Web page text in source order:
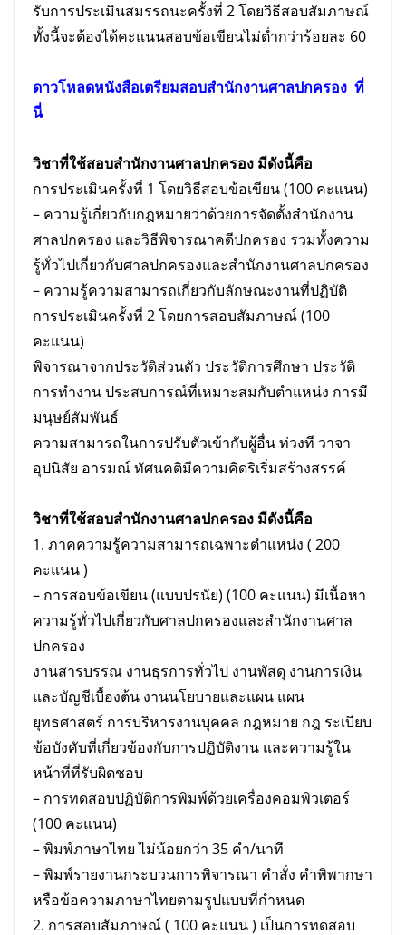
รับการประเมินสมรรถนะครั้งที่ 2 โดยวิธีสอบสัมภาษณ์
ทั้งนี้จะต้องได้คะแนนสอบข้อเขียนไม่ต่ำกว่าร้อยละ 60
ดาวโหลดหนังสือเตรียมสอบสำนักงานศาลปกครอง ที่
นี่
วิชาที่ใช้สอบสำนักงานศาลปกครอง มีดังนี้คือ
การประเมินครั้งที่ 1 โดยวิธีสอบข้อเขียน (100 คะแนน)
– ความรู้เกี่ยวกับกฎหมายว่าด้วยการจัดตั้งสำนักงาน
ศาลปกครอง และวิธีพิจารณาคดีปกครอง รวมทั้งความ
รู้ทั่วไปเกี่ยวกับศาลปกครองและสำนักงานศาลปกครอง
– ความรู้ความสามารถเกี่ยวกับลักษณะงานที่ปฏิบัติ
การประเมินครั้งที่ 2 โดยการสอบสัมภาษณ์ (100
คะแนน)
พิจารณาจากประวัติส่วนตัว ประวัติการศึกษา ประวัติ
การทํางาน ประสบการณ์ที่เหมาะสมกับตำแหน่ง การมี
มนุษย์สัมพันธ์
ความสามารถในการปรับตัวเข้ากับผู้อื่น ท่วงที วาจา
อุปนิสัย อารมณ์ ทัศนคติมีความคิดริเริ่มสร้างสรรค์
วิชาที่ใช้สอบสำนักงานศาลปกครอง มีดังนี้คือ
1. ภาคความรู้ความสามารถเฉพาะตำแหน่ง ( 200
คะแนน )
– การสอบข้อเขียน (แบบปรนัย) (100 คะแนน) มีเนื้อหา
ความรู้ทั่วไปเกี่ยวกับศาลปกครองและสำนักงานศาล
ปกครอง
งานสารบรรณ งานธุรการทั่วไป งานพัสดุ งานการเงิน
และบัญชีเบื้องต้น งานนโยบายและแผน แผน
ยุทธศาสตร์ การบริหารงานบุคคล กฎหมาย กฎ ระเบียบ
ข้อบังคับที่เกี่ยวข้องกับการปฏิบัติงาน และความรู้ใน
หน้าที่ที่รับผิดชอบ
– การทดสอบปฏิบัติการพิมพ์ด้วยเครื่องคอมพิวเตอร์
(100 คะแนน)
– พิมพ์ภาษาไทย ไม่น้อยกว่า 35 คำ/นาที
– พิมพ์รายงานกระบวนการพิจารณา คำสั่ง คำพิพากษา
หรือข้อความภาษาไทยตามรูปแบบที่กำหนด
2. การสอบสัมภาษณ์ ( 100 คะแนน ) เป็นการทดสอบ